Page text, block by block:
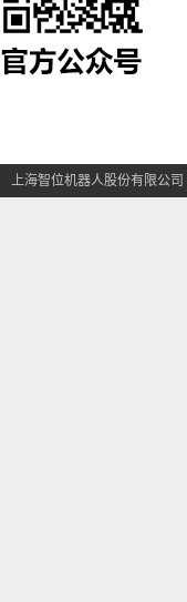
上海智位机器人股份有限公司